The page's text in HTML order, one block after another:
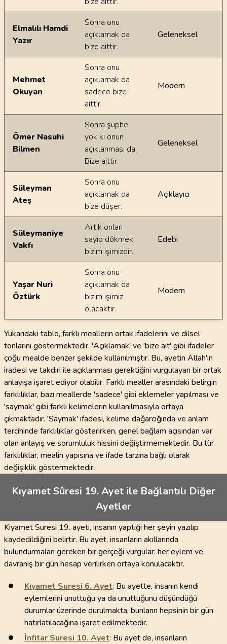
Elmalılı Hamdi
Yazır
Sonra onu
açıklamak da
bize aittir.
Geleneksel
Mehmet
Okuyan
Sonra onu
açıklamak da
sadece bize
aittir.
Modern
Ömer Nasuhi
Bilmen
Sonra şüphe
yok ki onun
açıklanması da
Bize aittir.
Geleneksel
Süleyman
Ateş
Sonra onu
açıklamak da
bize düşer.
Açıklayıcı
Süleymaniye
Vakfı
Artık onları
sayıp dökmek
bizim işimizdir.
Edebi
Yaşar Nuri
Öztürk
Sonra onu
açıklamak da
bizim işimiz
olacaktır.
Modern
Yukarıdaki tablo, farklı meallerin ortak ifadelerini ve dilsel
tonlarını göstermektedir. 'Açıklamak' ve 'bize ait' gibi ifadeler
çoğu mealde benzer şekilde kullanılmıştır. Bu, ayetin Allah'ın
iradesi ve takdiri ile açıklanması gerektiğini vurgulayan bir ortak
anlayışa işaret ediyor olabilir. Farklı mealler arasındaki belirgin
farklılıklar, bazı meallerde 'sadece' gibi eklemeler yapılması ve
'saymak' gibi farklı kelimelerin kullanılmasıyla ortaya
çıkmaktadır. 'Saymak' ifadesi, kelime dağarcığında ve anlam
tercihinde farklılıklar gösterirken, genel bağlam açısından var
olan anlayış ve sorumluluk hissini değiştirmemektedir. Bu tür
farklılıklar, mealin yapısına ve ifade tarzına bağlı olarak
değişiklik göstermektedir.
Kıyamet Sûresi 19. Ayet ile Bağlantılı Diğer
Ayetler
Kıyamet Suresi 19. ayeti, insanın yaptığı her şeyin yazılıp
kaydedildiğini belirtir. Bu ayet, insanların akıllarında
bulundurmaları gereken bir gerçeği vurgular: her eylem ve
davranış bir gün hesap verilirken ortaya konulacaktır.
Kıyamet Suresi 6. Ayet: Bu ayette, insanın kendi
eylemlerini unuttuğu ya da unuttuğunu düşündüğü
durumlar üzerinde durulmakta, bunların hepsinin bir gün
hatırlatılacağına işaret edilmektedir.
İnfitar Suresi 10. Ayet: Bu ayet de, insanların